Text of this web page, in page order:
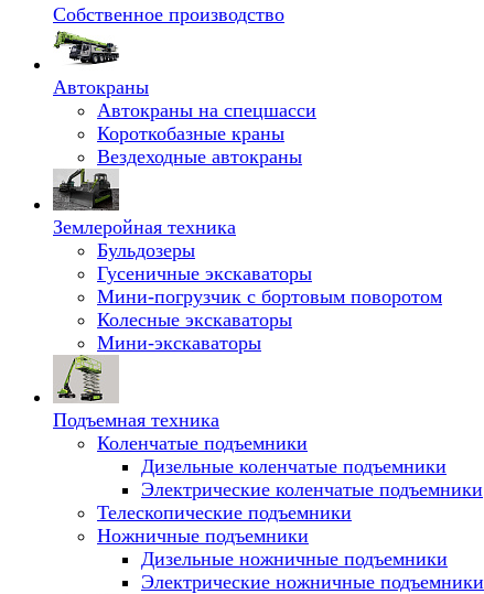
Собственное производство
Автокраны
Автокраны на спецшасси
Короткобазные краны
Вездеходные автокраны
Землеройная техника
Бульдозеры
Гусеничные экскаваторы
Мини-погрузчик с бортовым поворотом
Колесные экскаваторы
Мини-экскаваторы
Подъемная техника
Коленчатые подъемники
Дизельные коленчатые подъемники
Электрические коленчатые подъемники
Телескопические подъемники
Ножничные подъемники
Дизельные ножничные подъемники
Электрические ножничные подъемники